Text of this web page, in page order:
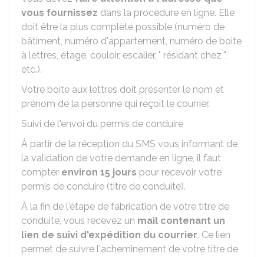
vous fournissez dans la procédure en ligne. Elle
doit être la plus complète possible (numéro de
bâtiment, numéro d'appartement, numéro de boite
à lettres, étage, couloir, escalier, " résidant chez ",
etc.).
Votre boite aux lettres doit présenter le nom et
prénom de la personne qui reçoit le courrier.
Suivi de l'envoi du permis de conduire
À partir de la réception du SMS vous informant de
la validation de votre demande en ligne, il faut
compter environ 15 jours pour recevoir votre
permis de conduire (titre de conduite).
À la fin de l'étape de fabrication de votre titre de
conduite, vous recevez un mail contenant un
lien de suivi d'expédition du courrier. Ce lien
permet de suivre l'acheminement de votre titre de